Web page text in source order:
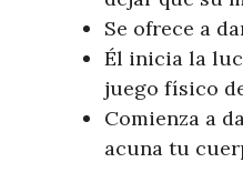
Se ofrece a
Él inicia la
juego físico
Comienza a
acuna tu